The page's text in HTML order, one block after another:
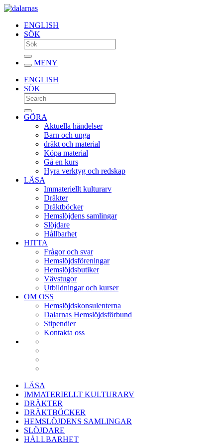
ENGLISH
SÖK
MENY
ENGLISH
SÖK
GÖRA
Aktuella händelser
Barn och unga
dräkt och material
Köpa material
Gå en kurs
Hyra verktyg och redskap
LÄSA
Immateriellt kulturarv
Dräkter
Dräktböcker
Hemslöjdens samlingar
Slöjdare
Hållbarhet
HITTA
Frågor och svar
Hemslöjdsföreningar
Hemslöjdsbutiker
Vävstugor
Utbildningar och kurser
OM OSS
Hemslöjdskonsulenterna
Dalarnas Hemslöjdsförbund
Stipendier
Kontakta oss
LÄSA
IMMATERIELLT KULTURARV
DRÄKTER
DRÄKTBÖCKER
HEMSLÖJDENS SAMLINGAR
SLÖJDARE
HÅLLBARHET